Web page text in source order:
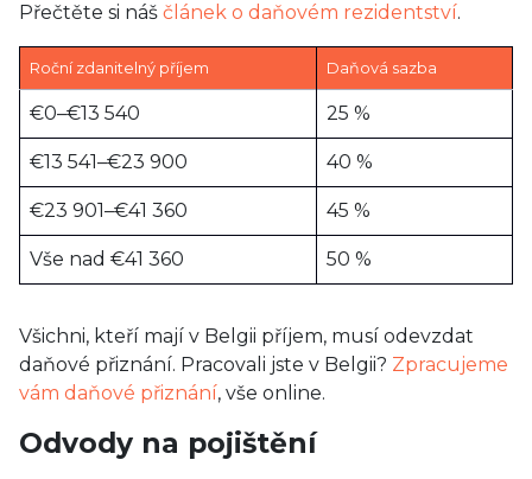
Přečtěte si náš článek o daňovém rezidentství.
Roční zdanitelný příjem Daňová sazba
€0–€13 540 25 %
€13 541–€23 900 40 %
€23 901–€41 360 45 %
Vše nad €41 360 50 %
Všichni, kteří mají v Belgii příjem, musí odevzdat
daňové přiznání. Pracovali jste v Belgii? Zpracujeme
vám daňové přiznání, vše online.
Odvody na pojištění